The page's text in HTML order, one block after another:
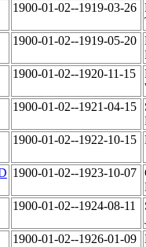
1900-01-02--1919-03-26
1900-01-02--1919-05-20
1900-01-02--1920-11-15
1900-01-02--1921-04-15
1900-01-02--1922-10-15
1900-01-02--1923-10-07
1900-01-02--1924-08-11
1900-01-02--1926-01-09